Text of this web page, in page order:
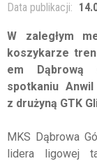
Data publikacji:
W zaległym
koszykarze
em Dąbrową
spotkaniu Anwil
z drużyną GTK
MKS Dąbrowa
lidera ligowej